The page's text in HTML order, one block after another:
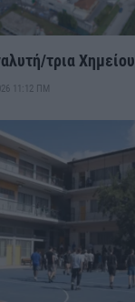
τρια Χημείου
11:12 ΠΜ